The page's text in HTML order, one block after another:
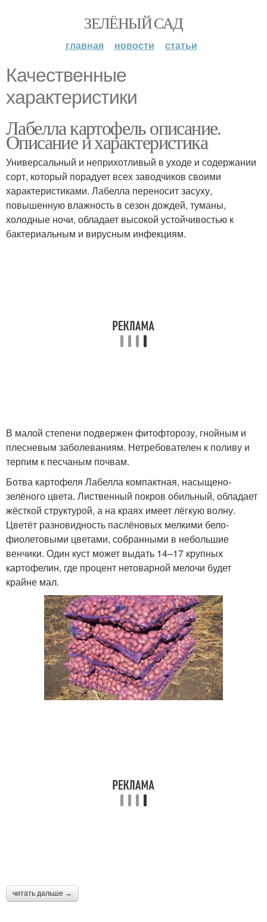
ЗЕЛЁНЫЙ САД
главная новости статьи
Качественные
характеристики
Лабелла картофель описание.
Описание и характеристика
Универсальный и неприхотливый в уходе и содержании
сорт, который порадует всех заводчиков своими
характеристиками. Лабелла переносит засуху,
повышенную влажность в сезон дождей, туманы,
холодные ночи, обладает высокой устойчивостью к
бактериальным и вирусным инфекциям.
В малой степени подвержен фитофторозу, гнойным и
плесневым заболеваниям. Нетребователен к поливу и
терпим к песчаным почвам.
Ботва картофеля Лабелла компактная, насыщено-
зелёного цвета. Лиственный покров обильный, обладает
жёсткой структурой, а на краях имеет лёгкую волну.
Цветёт разновидность паслёновых мелкими бело-
фиолетовыми цветами, собранными в небольшие
венчики. Один куст может выдать 14–17 крупных
картофелин, где процент нетоварной мелочи будет
крайне мал.
читать дальше →